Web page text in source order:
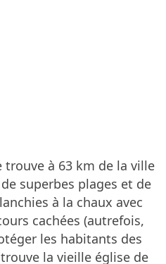
trouve à 63 km de la ville
superbes plages et de
à la chaux avec
cachées (autrefois,
les habitants des
la vieille église de